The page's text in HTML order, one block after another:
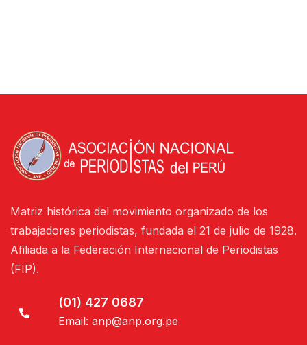
Matriz histórica del movimiento organizado de los
trabajadores periodistas, fundada el 21 de julio de 1928.
Afiliada a la Federación Internacional de Periodistas
(FIP).
(01) 427 0687
Email: anp@anp.org.pe